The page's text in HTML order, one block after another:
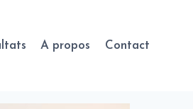
A propos Contact